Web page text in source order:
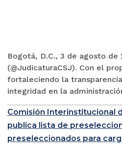
Bogotá, D.C., 3 de agosto de
(@JudicaturaCSJ). Con el
fortaleciendo la
integridad en la
Comisión Interinstitucional
publica lista de
preseleccionados para